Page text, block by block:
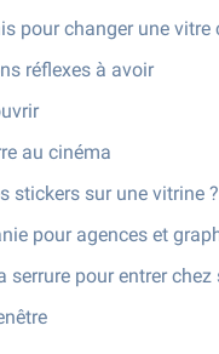
pour changer une vitre
réflexes à avoir
au cinéma
stickers sur une vitrine ?
pour agences et
serrure pour entrer chez